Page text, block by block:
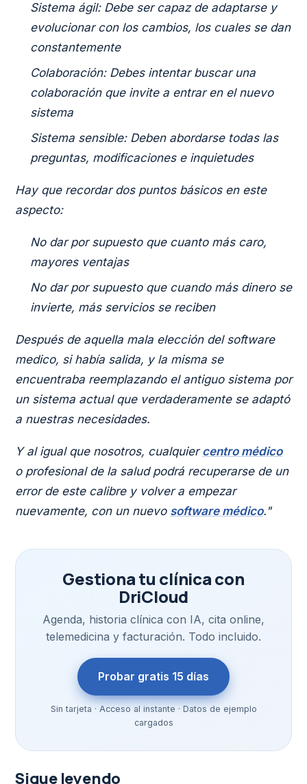
Sistema ágil: Debe ser capaz de adaptarse y
evolucionar con los cambios, los cuales se dan
constantemente
Colaboración: Debes intentar buscar una
colaboración que invite a entrar en el nuevo
sistema
Sistema sensible: Deben abordarse todas las
preguntas, modificaciones e inquietudes
Hay que recordar dos puntos básicos en este
aspecto:
No dar por supuesto que cuanto más caro,
mayores ventajas
No dar por supuesto que cuando más dinero se
invierte, más servicios se reciben
Después de aquella mala elección del software
medico, si había salida, y la misma se
encuentraba reemplazando el antiguo sistema por
un sistema actual que verdaderamente se adaptó
a nuestras necesidades.
Y al igual que nosotros, cualquiercentro médico
o profesional de la salud podrá recuperarse de un
error de este calibre y volver a empezar
nuevamente, con un nuevo software médico."
Gestiona tu clínica con
DriCloud
Agenda, historia clínica con IA, cita online,
telemedicina y facturación. Todo incluido.
Probar gratis 15 días
Sin tarjeta · Acceso al instante · Datos de ejemplo
cargados
Sigue leyendo